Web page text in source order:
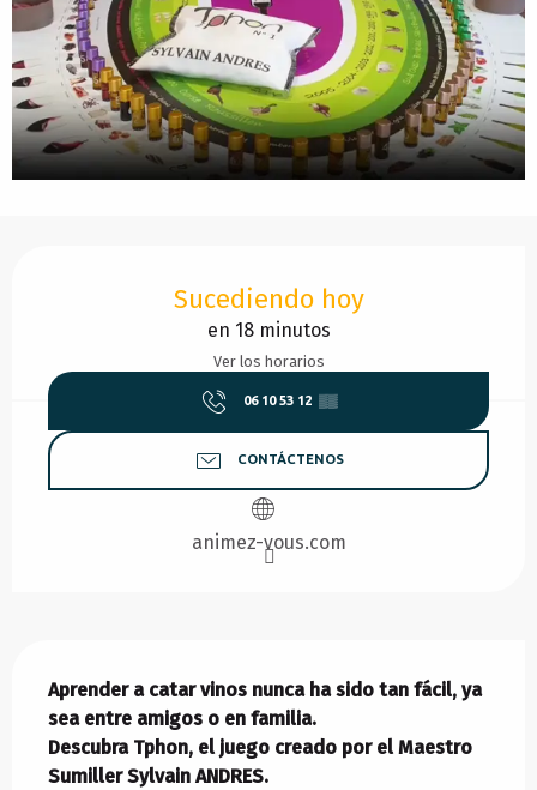
Sucediendo hoy
en 18 minutos
Ver los horarios
06 10 53 12 ▒▒
CONTÁCTENOS
animez-vous.com
Aprender a catar vinos nunca ha sido tan fácil, ya
sea entre amigos o en familia.
Descubra Tphon, el juego creado por el Maestro
Sumiller Sylvain ANDRES.